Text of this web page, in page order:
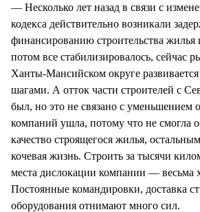
— Несколько лет назад в связи с
кодекса действительно возникали
финансированию строительства
потом все стабилизировалось, сейчас
Ханты-Мансийском округе
шагами. А отток части строителей с
был, но это не связано с уменьшением
компаний ушла, потому что не смогла
качество строящегося жилья,
кочевая жизнь. Строить за тысячи
места дислокации компании — весьма
Постоянные командировки, доставка
оборудования отнимают много сил.